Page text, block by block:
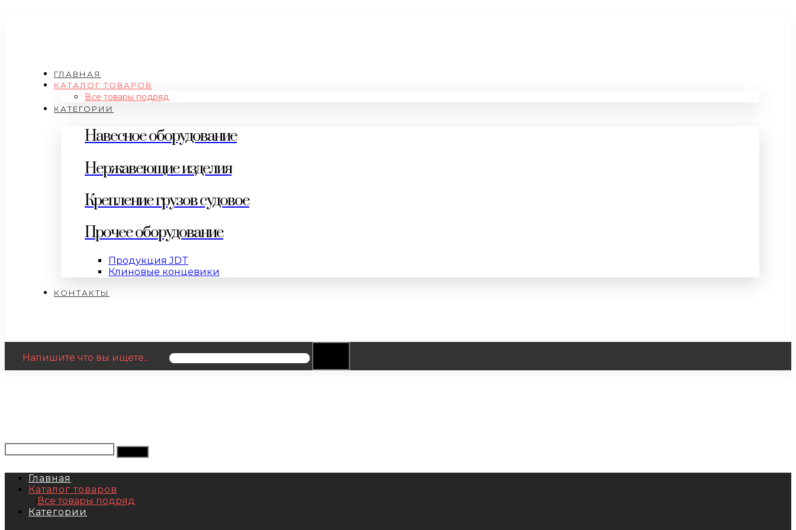
ГЛАВНАЯ
КАТАЛОГ ТОВАРОВ
Все товары подряд
КАТЕГОРИИ
Навесное оборудование
Нержавеющие изделия
Крепление грузов судовое
Прочее оборудование
Продукция JDT
Клиновые концевики
КОНТАКТЫ
Напишите что вы ищете...
Главная
Каталог товаров
Все товары подряд
Категории